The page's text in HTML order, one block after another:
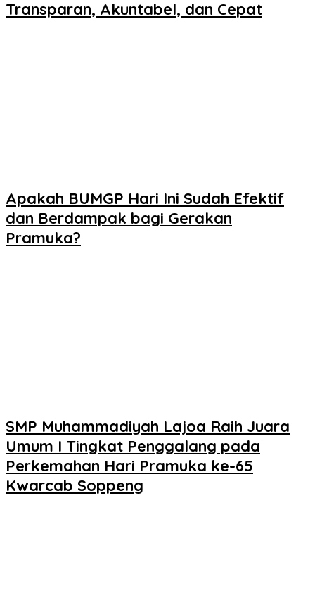
Transparan, Akuntabel, dan Cepat
Apakah BUMGP Hari Ini Sudah Efektif
dan Berdampak bagi Gerakan
Pramuka?
SMP Muhammadiyah Lajoa Raih Juara
Umum I Tingkat Penggalang pada
Perkemahan Hari Pramuka ke-65
Kwarcab Soppeng